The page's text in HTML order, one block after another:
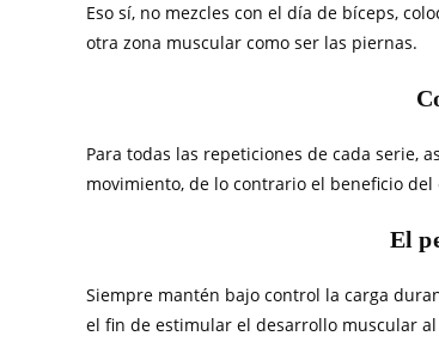
Eso sí, no mezcles con el día de bíceps,
otra zona muscular como ser las piernas.
Para todas las repeticiones de cada serie,
movimiento, de lo contrario el beneficio
El
Siempre mantén bajo control la carga
el fin de estimular el desarrollo muscular